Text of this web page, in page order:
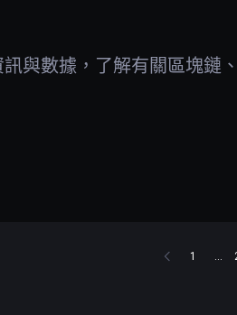
與數據，了解有關區塊鏈
1 ...